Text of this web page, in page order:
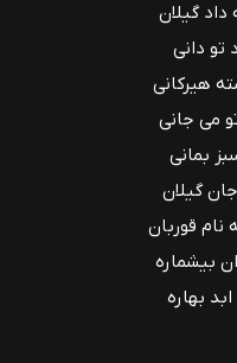
گیلان
تو دانی
هیرکانی
می جانی
بمانی
گیلان
نام قوربان
بیشماره
بهاره